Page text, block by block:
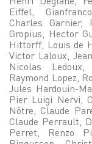
Eiffel,
Charles Garnier,
Gropius, Hector
Hittorff, Louis de
Victor Laloux,
Nicolas
Raymond Lopez,
Jules Hardouin-
Pier Luigi Nervi,
Nôtre, Claude
Claude Perrault,
Perret, Renzo